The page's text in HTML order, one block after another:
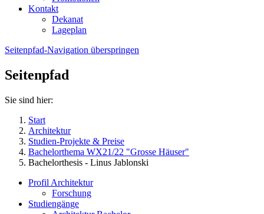
Kontakt
Dekanat
Lageplan
Seitenpfad-Navigation überspringen
Seitenpfad
Sie sind hier:
Start
Architektur
Studien-Projekte & Preise
Bachelorthema WX21/22 "Grosse Häuser"
Bachelorthesis - Linus Jablonski
Profil Architektur
Forschung
Studiengänge